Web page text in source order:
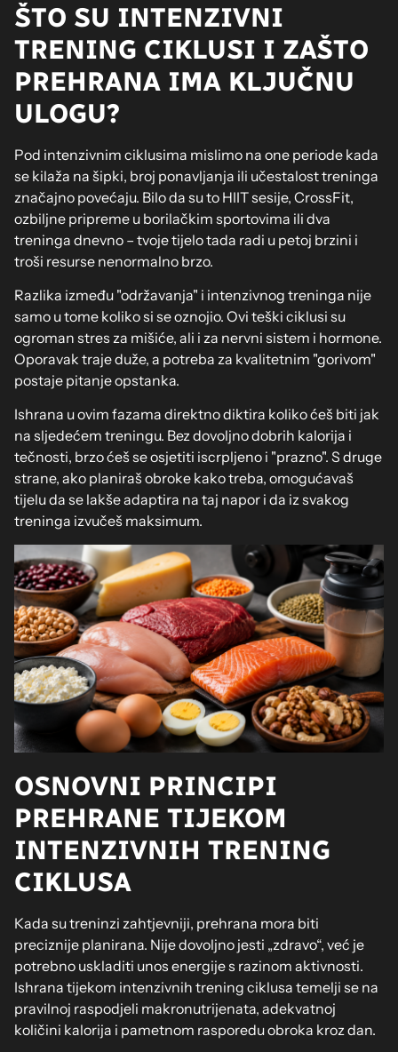
ŠTO SU INTENZIVNI
TRENING CIKLUSI I ZAŠTO
PREHRANA IMA KLJUČNU
ULOGU?
Pod intenzivnim ciklusima mislimo na one periode kada
se kilaža na šipki, broj ponavljanja ili učestalost treninga
značajno povećaju. Bilo da su to HIIT sesije, CrossFit,
ozbiljne pripreme u borilačkim sportovima ili dva
treninga dnevno – tvoje tijelo tada radi u petoj brzini i
troši resurse nenormalno brzo.
Razlika između "održavanja" i intenzivnog treninga nije
samo u tome koliko si se oznojio. Ovi teški ciklusi su
ogroman stres za mišiće, ali i za nervni sistem i hormone.
Oporavak traje duže, a potreba za kvalitetnim "gorivom"
postaje pitanje opstanka.
Ishrana u ovim fazama direktno diktira koliko ćeš biti jak
na sljedećem treningu. Bez dovoljno dobrih kalorija i
tečnosti, brzo ćeš se osjetiti iscrpljeno i "prazno". S druge
strane, ako planiraš obroke kako treba, omogućavaš
tijelu da se lakše adaptira na taj napor i da iz svakog
treninga izvučeš maksimum.
OSNOVNI PRINCIPI
PREHRANE TIJEKOM
INTENZIVNIH TRENING
CIKLUSA
Kada su treninzi zahtjevniji, prehrana mora biti
preciznije planirana. Nije dovoljno jesti „zdravo“, već je
potrebno uskladiti unos energije s razinom aktivnosti.
Ishrana tijekom intenzivnih trening ciklusa temelji se na
pravilnoj raspodjeli makronutrijenata, adekvatnoj
količini kalorija i pametnom rasporedu obroka kroz dan.